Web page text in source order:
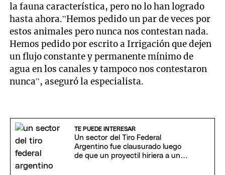
la fauna característica, pero no lo han logrado
hasta ahora.”Hemos pedido un par de veces por
estos animales pero nunca nos contestan nada.
Hemos pedido por escrito a Irrigación que dejen
un flujo constante y permanente mínimo de
agua en los canales y tampoco nos contestaron
nunca”, aseguró la especialista.
TE PUEDE INTERESAR
Un sector del Tiro Federal
Argentino fue clausurado luego
de que un proyectil hiriera a un